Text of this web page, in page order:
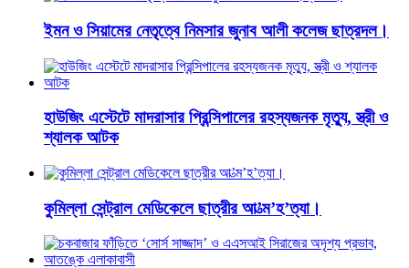
ইমন ও সিয়ামের নেতৃত্বে নিমসার জুনাব আলী কলেজ ছাত্রদল।
হাউজিং এস্টেটে মাদরাসার প্রিন্সিপালের রহস্যজনক মৃত্যু, স্ত্রী ও
শ্যালক আটক
কুমিল্লা সেন্ট্রাল মেডিকেলে ছাত্রীর আ’ত্ম’হ’ত্যা।